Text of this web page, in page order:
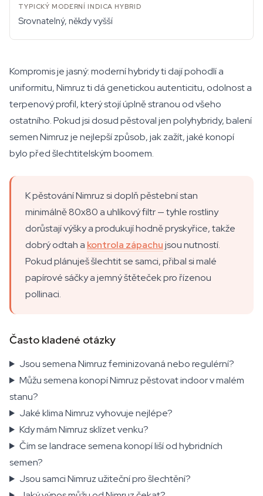
Srovnatelný, někdy vyšší
Kompromis je jasný: moderní hybridy ti dají pohodlí a
uniformitu, Nimruz ti dá genetickou autenticitu, odolnost a
terpenový profil, který stojí úplně stranou od všeho
ostatního. Pokud jsi dosud pěstoval jen polyhybridy, balení
semen Nimruz je nejlepší způsob, jak zažít, jaké konopí
bylo před šlechtitelským boomem.
K pěstování Nimruz si doplň pěstební stan
minimálně 80x80 a uhlíkový filtr — tyhle rostliny
dorůstají výšky a produkují hodně pryskyřice, takže
dobrý odtah a kontrola zápachujsou nutností.
Pokud plánuješ šlechtit se samci, přibal si malé
papírové sáčky a jemný štěteček pro řízenou
pollinaci.
Často kladené otázky
Jsou semena Nimruz feminizovaná nebo regulérní?
Můžu semena konopí Nimruz pěstovat indoor v malém
stanu?
Jaké klima Nimruz vyhovuje nejlépe?
Kdy mám Nimruz sklízet venku?
Čím se landrace semena konopí liší od hybridních
semen?
Jsou samci Nimruz užiteční pro šlechtění?